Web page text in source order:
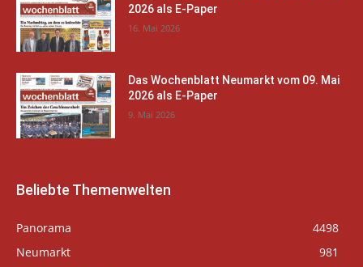
2026 als E-Paper
16. Mai 2026
Das Wochenblatt Neumarkt vom 09. Mai
2026 als E-Paper
9. Mai 2026
Beliebte Themenwelten
Panorama
4498
Neumarkt
981